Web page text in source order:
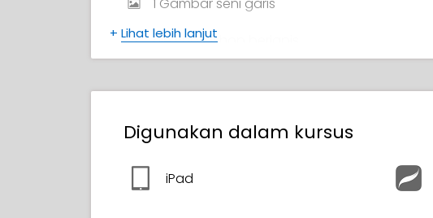
File Photoshop berlapis
Sertifikat Penyelesaian
+ Lihat lebih lanjut
Digunakan dalam kursus
iPad